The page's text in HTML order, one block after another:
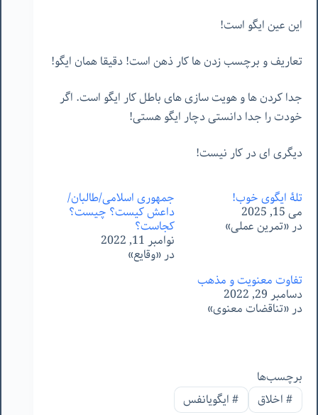
این عین ایگو است!
تعاریف و برچسب زدن ها کار ذهن است! دقیقا همان ایگو!
جدا کردن ها و هویت سازی های باطل کار ایگو است. اگر
خودت را جدا دانستی دچار ایگو هستی!
دیگری ای در کار نیست!
تلۀ ایگوی خوب!
می 15, 2025
در «تمرین عملی»
جمهوری اسلامی/طالبان/
داعش کیست؟ چیست؟
کجاست؟
نوامبر 11, 2022
در «وقایع»
تفاوت معنویت و مذهب
دسامبر 29, 2022
در «تناقضات معنوی»
برچسب‌ها
#اخلاق #ایگویانفس